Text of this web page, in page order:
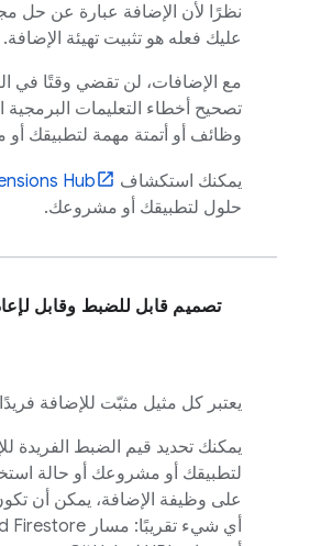
نظرًا لأن الإضافة عبارة عن حل
عليك فعله هو تثبيت تهيئة الإضافة.
مع الإضافات، لن تقضي وقتًا في
تصحيح أخطاء التعليمات البرمجية
وظائف أو أتمتة مهمة لتطبيقك
يمكنك استكشاف Hub
حلول لتطبيقك أو مشروعك.
تصميم قابل للضبط وقابل
يعتبر كل مثيل مثبّت للإضافة
يمكنك تحديد قيم الضبط الفريدة
لتطبيقك أو مشروعك أو حالة
على وظيفة الإضافة، يمكن أن
أي شيء تقريبًا: مسار Firestore